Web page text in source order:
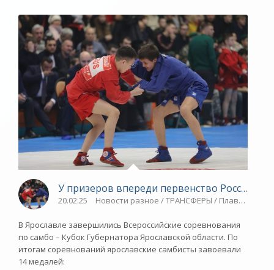
У призеров впереди первенство России -
20.02.25 Новости разное / ТРАНСФЕРЫ / Плавание /
В Ярославле завершились Всероссийские соревнования
по самбо – Кубок Губернатора Ярославской области. По
итогам соревнований ярославские самбисты завоевали
14 медалей: